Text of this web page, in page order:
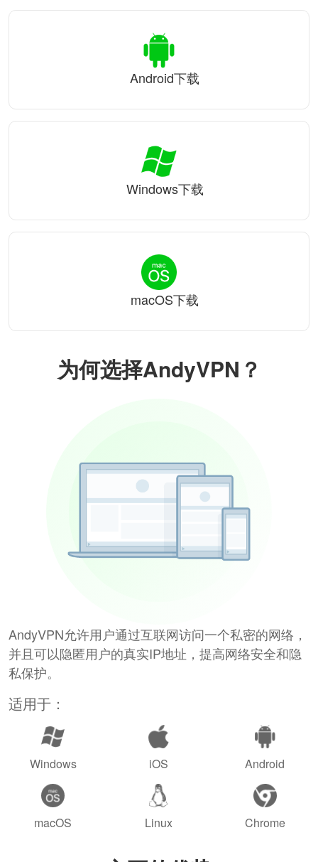
为何选择AndyVPN？
AndyVPN允许用户通过互联网访问一个私密的网络，
并且可以隐匿用户的真实IP地址，提高网络安全和隐
私保护。
适用于：
Windows iOS Android
macOS Linux Chrome
Android下载
Windows下载
macOS下载